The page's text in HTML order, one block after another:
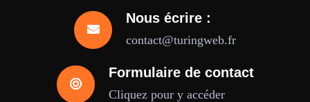
Nous écrire :
contact@turingweb.fr
Formulaire de contact
Cliquez pour y accéder